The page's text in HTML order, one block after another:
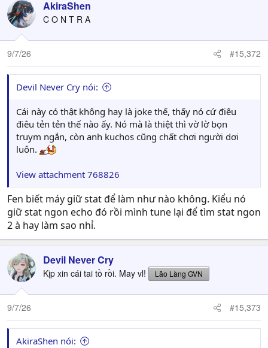
AkiraShen
C O N T R A
9/7/26 #15,372
Devil Never Cry nói:
Cái này có thật không hay là joke thế, thấy nó cứ điêu
điêu tẻn tẻn thế nào ấy. Nó mà là thiệt thì vờ lờ bọn
truym ngắn, còn anh kuchos cũng chất chơi người dơi
luôn.
View attachment 768826
Fen biết máy giữ stat để làm như nào không. Kiểu nó
giữ stat ngon echo đó rồi mình tune lại để tìm stat ngon
2 à hay làm sao nhỉ.
Devil Never Cry
Kịp xin cái tai tồ rồi. May vl! Lão Làng GVN
9/7/26 #15,373
AkiraShen nói: